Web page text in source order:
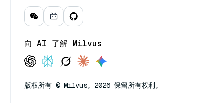
向 AI 了解 Milvus
版权所有 © Milvus。2026 保留所有权利。